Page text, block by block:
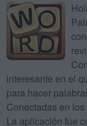
interesante en el
para hacer
Conectadas en
La aplicación fue